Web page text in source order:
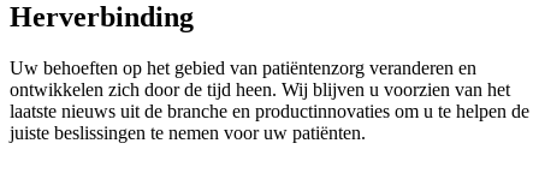
Herverbinding
Uw behoeften op het gebied van patiëntenzorg veranderen en
ontwikkelen zich door de tijd heen. Wij blijven u voorzien van het
laatste nieuws uit de branche en productinnovaties om u te helpen de
juiste beslissingen te nemen voor uw patiënten.